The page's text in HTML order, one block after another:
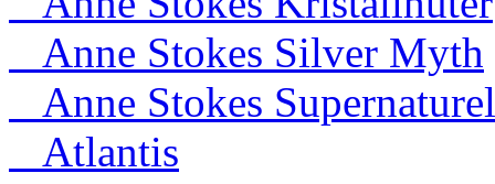
Anne Stokes Silver Myth
Anne Stokes
Atlantis